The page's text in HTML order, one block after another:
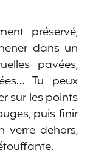
préservé,
dans un
pavées,
Tu peux
sur les points
puis finir
verre dehors,